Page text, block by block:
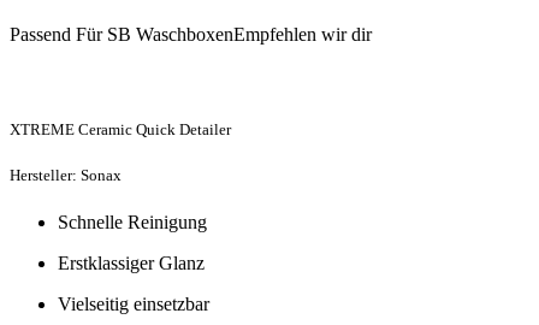
Passend Für SB WaschboxenEmpfehlen wir dir
XTREME Ceramic Quick Detailer
Hersteller: Sonax
Schnelle Reinigung
Erstklassiger Glanz
Vielseitig einsetzbar